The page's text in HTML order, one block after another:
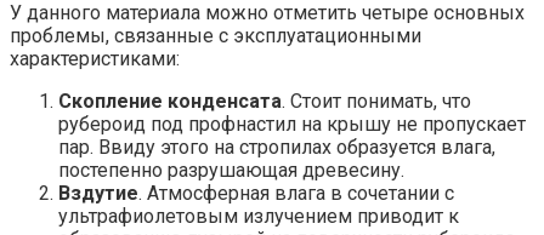
У данного материала можно отметить четыре основных
проблемы, связанные с эксплуатационными
характеристиками:
Скопление конденсата. Стоит понимать, что
рубероид под профнастил на крышу не пропускает
пар. Ввиду этого на стропилах образуется влага,
постепенно разрушающая древесину.
Вздутие. Атмосферная влага в сочетании с
ультрафиолетовым излучением приводит к